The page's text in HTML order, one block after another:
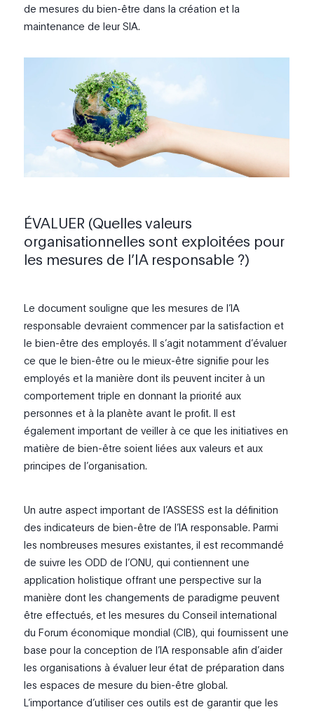
de mesures du bien-être dans la création et la
maintenance de leur SIA.
ÉVALUER (Quelles valeurs
organisationnelles sont exploitées pour
les mesures de l’IA responsable ?)
Le document souligne que les mesures de l’IA
responsable devraient commencer par la satisfaction et
le bien-être des employés. Il s’agit notamment d’évaluer
ce que le bien-être ou le mieux-être signifie pour les
employés et la manière dont ils peuvent inciter à un
comportement triple en donnant la priorité aux
personnes et à la planète avant le profit. Il est
également important de veiller à ce que les initiatives en
matière de bien-être soient liées aux valeurs et aux
principes de l’organisation.
Un autre aspect important de l’ASSESS est la définition
des indicateurs de bien-être de l’IA responsable. Parmi
les nombreuses mesures existantes, il est recommandé
de suivre les ODD de l’ONU, qui contiennent une
application holistique offrant une perspective sur la
manière dont les changements de paradigme peuvent
être effectués, et les mesures du Conseil international
du Forum économique mondial (CIB), qui fournissent une
base pour la conception de l’IA responsable afin d’aider
les organisations à évaluer leur état de préparation dans
les espaces de mesure du bien-être global.
L’importance d’utiliser ces outils est de garantir que les